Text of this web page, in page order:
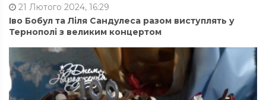
21 Лютого 2024, 16:29
Іво Бобул та Ліля Сандулеса разом виступлять у
Тернополі з великим концертом